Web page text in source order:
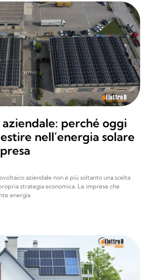
perché oggi
nell’energia solare
aziendale non è più soltanto una scelta
strategia economica. Le imprese che
energia